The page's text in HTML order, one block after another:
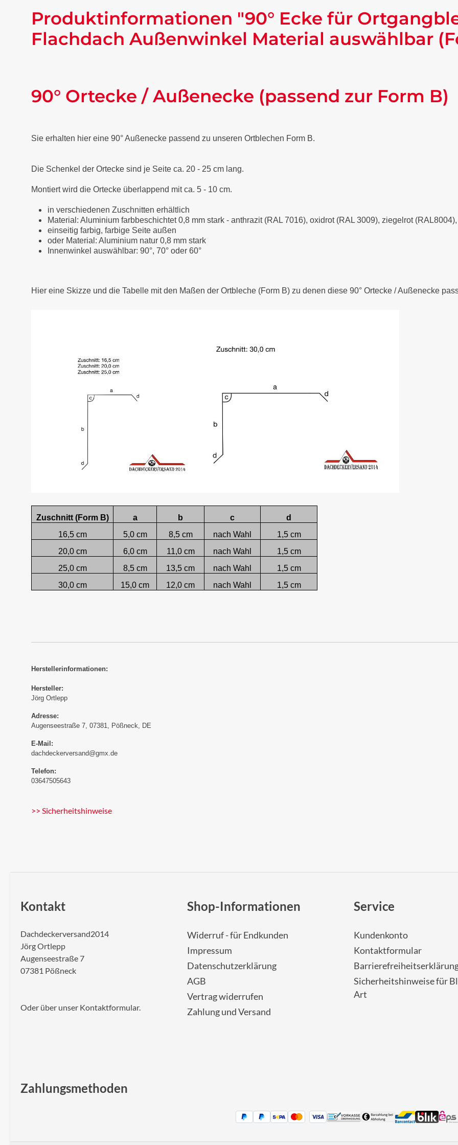
Produktinformationen "90° Ecke für
Flachdach Außenwinkel Material auswählbar
90° Ortecke / Außenecke (passend zur Form B)
Sie erhalten hier eine 90° Außenecke passend zu unseren Ortblechen Form B.
Die Schenkel der Ortecke sind je Seite ca. 20 - 25 cm lang.
Montiert wird die Ortecke überlappend mit ca. 5 - 10 cm.
in verschiedenen Zuschnitten erhältlich
Material: Aluminium farbbeschichtet 0,8 mm stark - anthrazit (RAL 7016), oxidrot (RAL 3009), ziegelrot
einseitig farbig, farbige Seite außen
oder Material: Aluminium natur 0,8 mm stark
Innenwinkel auswählbar: 90°, 70° oder 60°
Hier eine Skizze und die Tabelle mit den Maßen der Ortbleche (Form B) zu denen diese 90° Ortecke / Außenecke
Zuschnitt (Form B) a b c
d
16,5 cm
5,0 cm 8,5 cm nach Wahl
1,5 cm
20,0 cm
6,0 cm 11,0 cm nach Wahl
1,5 cm
25,0 cm
8,5 cm 13,5 cm nach Wahl
1,5 cm
30,0 cm
15,0 cm 12,0 cm nach Wahl 1,5 cm
Herstellerinformationen:
Hersteller:
Jörg Ortlepp
Adresse:
Augenseestraße 7, 07381, Pößneck, DE
E-Mail:
dachdeckerversand@gmx.de
Telefon:
03647505643
>> Sicherheitshinweise
Kontakt
Dachdeckerversand2014
Jörg Ortlepp
Augenseestraße 7
07381 Pößneck
Oder über unser Kontaktformular.
Shop-Informationen
Widerruf - für Endkunden
Impressum
Datenschutzerklärung
AGB
Vertrag widerrufen
Zahlung und Versand
Service
Kundenkonto
Kontaktformular
Sicherheitshinweise für
Art
Zahlungsmethoden